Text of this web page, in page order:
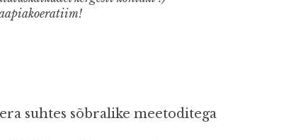
suhtes sõbralike meetoditega